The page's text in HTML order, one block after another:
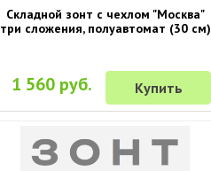
Складной зонт с чехлом "Москва"
три сложения, полуавтомат (30 см)
1 560 руб. Купить